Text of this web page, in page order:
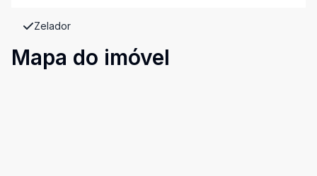
Zelador
Mapa do imóvel